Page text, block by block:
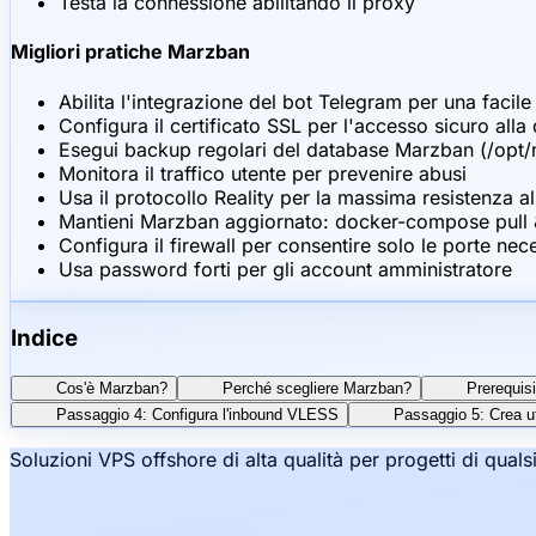
Migliori pratiche Marzban
Abilita l'integrazione del bot Telegram per una
Configura il certificato SSL per l'accesso sicuro
Esegui backup regolari del database Marzban (/
Monitora il traffico utente per prevenire abusi
Usa il protocollo Reality per la massima resistenza
Mantieni Marzban aggiornato: docker-compose
Configura il firewall per consentire solo le porte
Usa password forti per gli account amministratore
Indice
Cos'è Marzban? Perché scegliere Marzban?
Passaggio 4: Configura l'inbound VLESS
Passaggio 5: Crea
Soluzioni VPS offshore di alta qualità per progetti di